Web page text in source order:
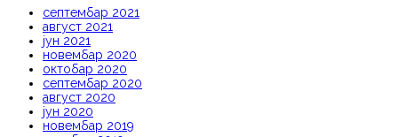
септембар 2021
август 2021
јун 2021
новембар 2020
октобар 2020
септембар 2020
август 2020
јун 2020
новембар 2019